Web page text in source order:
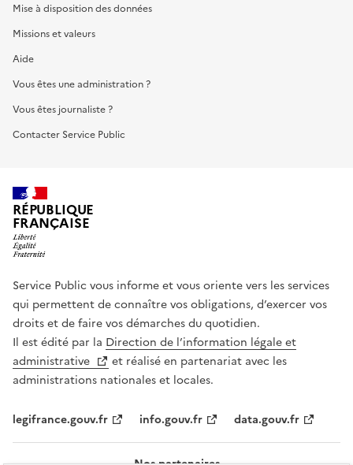
Mise à disposition des données
Missions et valeurs
Aide
Vous êtes une administration ?
Vous êtes journaliste ?
Contacter Service Public
RÉPUBLIQUE
FRANÇAISE
Service Public vous informe et vous oriente vers les services
qui permettent de connaître vos obligations, d’exercer vos
droits et de faire vos démarches du quotidien.
Il est édité par la Direction de l’information légale et
administrative
et réalisé en partenariat avec les
administrations nationales et locales.
legifrance.gouv.fr info.gouv.fr data.gouv.fr